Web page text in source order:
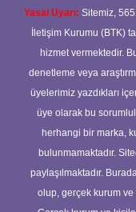
Yasal Uyarı: Sitemiz,
İletişim Kurumu (BTK)
hizmet vermektedir.
denetleme veya
üyelerimiz yazdıkları
üye olarak bu
herhangi bir marka,
bulunmamaktadır.
paylaşılmaktadır.
olup, gerçek kurum ve